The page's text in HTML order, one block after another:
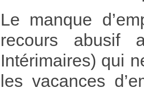
Le manque
recours abusif
Intérimaires) qui
les vacances